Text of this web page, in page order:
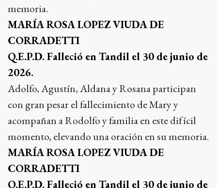
memoria.
MARÍA ROSA LOPEZ VIUDA DE
CORRADETTI
Q.E.P.D. Falleció en Tandil el 30 de junio de
2026.
Adolfo, Agustín, Aldana y Rosana participan
con gran pesar el fallecimiento de Mary y
acompañan a Rodolfo y familia en este difícil
momento, elevando una oración en su memoria.
MARÍA ROSA LOPEZ VIUDA DE
CORRADETTI
Q.E.P.D. Falleció en Tandil el 30 de junio de